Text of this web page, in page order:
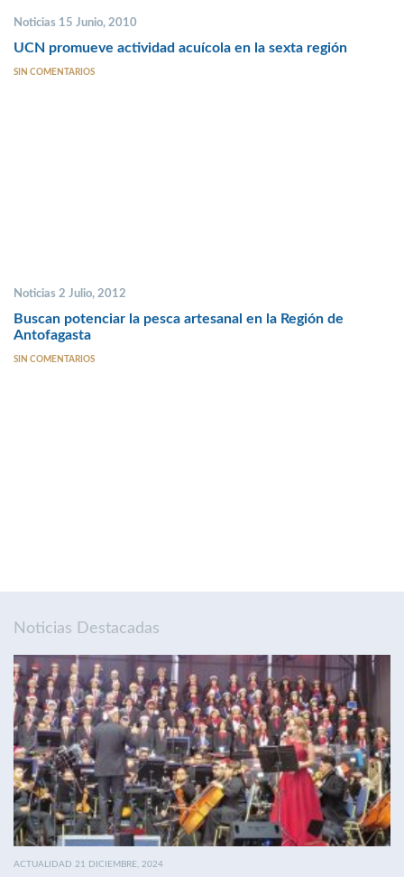
Noticias 15 Junio, 2010
UCN promueve actividad acuícola en la sexta región
SIN COMENTARIOS
Noticias 2 Julio, 2012
Buscan potenciar la pesca artesanal en la Región de
Antofagasta
SIN COMENTARIOS
Noticias Destacadas
ACTUALIDAD 21 DICIEMBRE, 2024